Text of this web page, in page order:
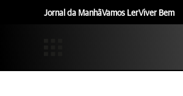
Jornal da ManhãVamos LerViver Bem